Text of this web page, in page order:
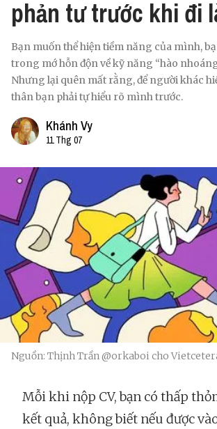
phản tư trước khi đi
Bạn muốn thể hiện tiềm năng của mình,
trong mớ hỗn độn về kỹ năng “hào
Nhưng lại quên mất rằng, để người khác
thân bạn phải tự hiểu rõ mình trước.
Khánh Vy
11 Thg 07
Nguồn: Thịnh Trần @orkaboi cho
Mỗi khi nộp CV, bạn có thấp
kết quả, không biết nếu được